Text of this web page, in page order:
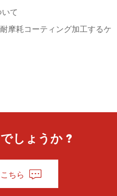
て
摩耗コーティング加工するケ
しょうか ?
ちら